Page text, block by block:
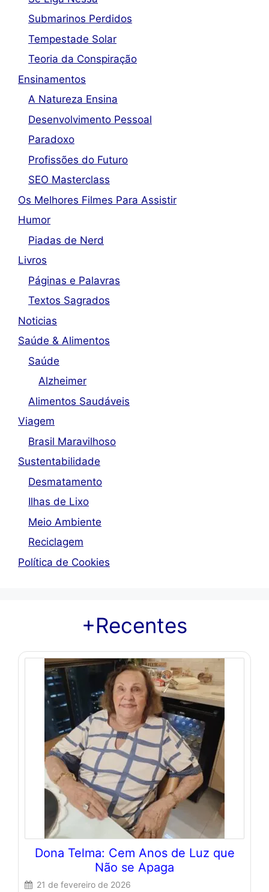
Submarinos Perdidos
Tempestade Solar
Teoria da Conspiração
Ensinamentos
A Natureza Ensina
Desenvolvimento Pessoal
Paradoxo
Profissões do Futuro
SEO Masterclass
Os Melhores Filmes Para Assistir
Humor
Piadas de Nerd
Livros
Páginas e Palavras
Textos Sagrados
Noticias
Saúde & Alimentos
Saúde
Alzheimer
Alimentos Saudáveis
Viagem
Brasil Maravilhoso
Sustentabilidade
Desmatamento
Ilhas de Lixo
Meio Ambiente
Reciclagem
Política de Cookies
+Recentes
Dona Telma: Cem Anos de Luz que
Não se Apaga
21 de fevereiro de 2026